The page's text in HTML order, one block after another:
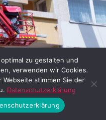
Marx-Ring 11–21
zu gestalten und
verwenden wir Cookies.
stimmen Sie der
Datenschutzerklärung